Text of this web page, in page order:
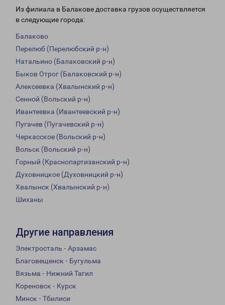
Из филиала в Балакове доставка грузов осуществляется
в следующие города:
Балаково
Перелюб (Перелюбский р-н)
Натальино (Балаковский р-н)
Быков Отрог (Балаковский р-н)
Алексеевка (Хвалынский р-н)
Сенной (Вольский р-н)
Ивантеевка (Ивантеевский р-н)
Пугачев (Пугачевский р-н)
Черкасское (Вольский р-н)
Вольск (Вольский р-н)
Горный (Краснопартизанский р-н)
Духовницкое (Духовницкий р-н)
Хвалынск (Хвалынский р-н)
Шиханы
Другие направления
Электросталь - Арзамас
Благовещенск - Бугульма
Вязьма - Нижний Тагил
Кореновск - Курск
Минск - Тбилиси